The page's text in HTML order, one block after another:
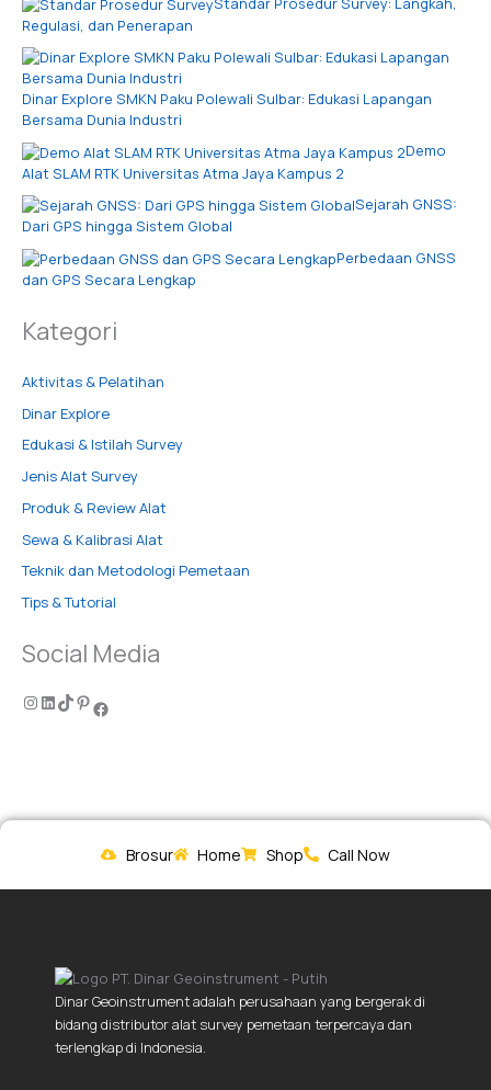
Regulasi, dan Penerapan
Dinar Explore SMKN Paku Polewali Sulbar: Edukasi Lapangan
Bersama Dunia Industri
Demo
Alat SLAM RTK Universitas Atma Jaya Kampus 2
Sejarah GNSS:
Dari GPS hingga Sistem Global
Perbedaan GNSS
dan GPS Secara Lengkap
Kategori
Aktivitas & Pelatihan
Dinar Explore
Edukasi & Istilah Survey
Jenis Alat Survey
Produk & Review Alat
Sewa & Kalibrasi Alat
Teknik dan Metodologi Pemetaan
Tips & Tutorial
Social Media
Brosur Home Shop Call Now
Dinar Geoinstrument adalah perusahaan yang bergerak di
bidang distributor alat survey pemetaan terpercaya dan
terlengkap di Indonesia.